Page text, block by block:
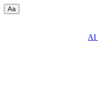
Aa